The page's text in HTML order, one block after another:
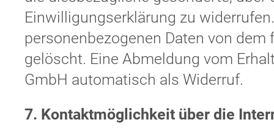
Einwilligungserklärung zu
personenbezogenen Daten von
gelöscht. Eine Abmeldung vom
GmbH automatisch als Widerruf.
7. Kontaktmöglichkeit über die